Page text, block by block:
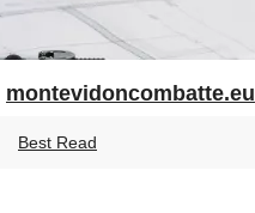
montevidoncombatte.eu
Best Read